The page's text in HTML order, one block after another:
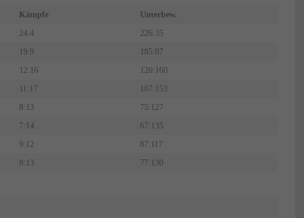
Kämpfe Unterbew.
24:4 226:35
19:9 185:87
12:16 120:160
11:17 107:153
8:13 75:127
7:14 67:135
9:12 87:117
8:13 77:130